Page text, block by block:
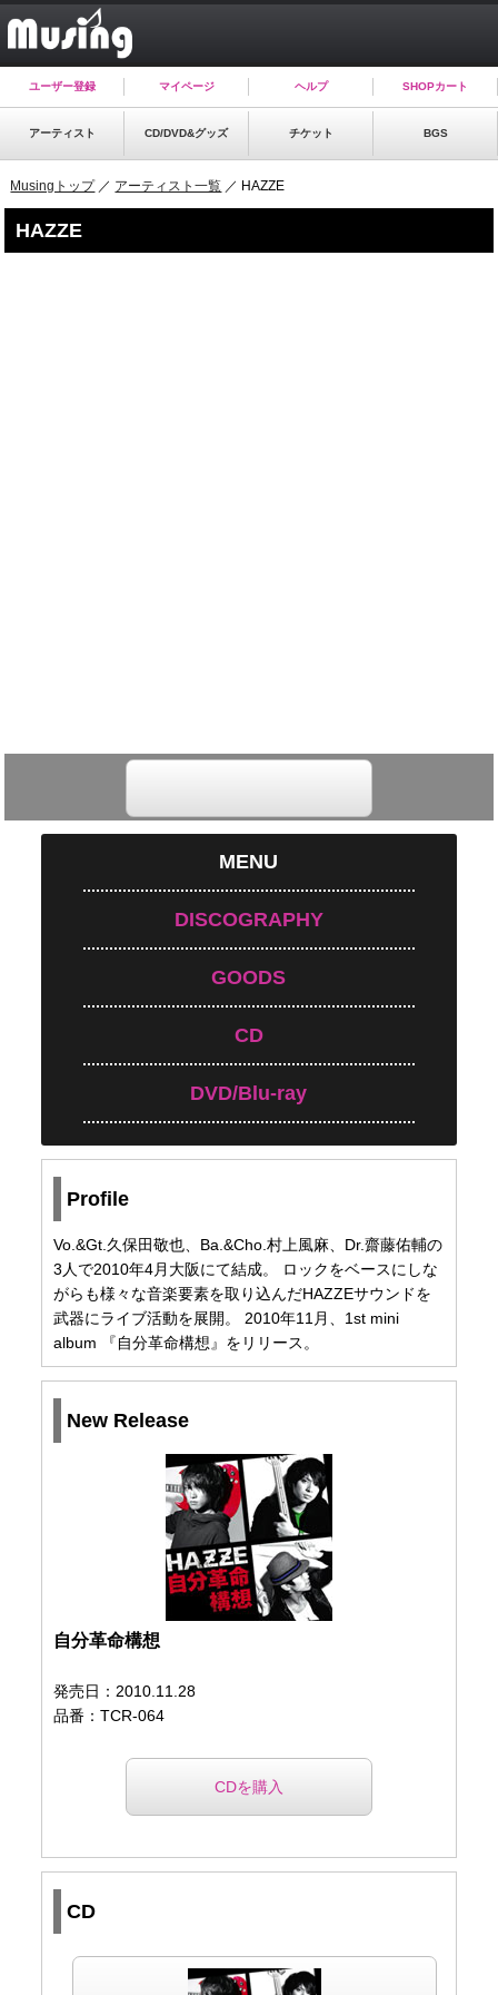
ユーザー登録 マイページ ヘルプ SHOPカート
アーティスト CD/DVD&グッズ チケット BGS
Musingトップ／ アーティスト一覧 ／ HAZZE
HAZZE
MENU
DISCOGRAPHY
GOODS
CD
DVD/Blu-ray
Profile
Vo.&Gt.久保田敬也、Ba.&Cho.村上風麻、Dr.齋藤佑輔の
3人で2010年4月大阪にて結成。 ロックをベースにしな
がらも様々な音楽要素を取り込んだHAZZEサウンドを
武器にライブ活動を展開。 2010年11月、1st mini
album 『自分革命構想』をリリース。
New Release
自分革命構想
発売日：2010.11.28
品番：TCR-064
CDを購入
CD